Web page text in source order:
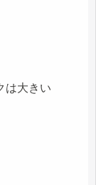
は大きい